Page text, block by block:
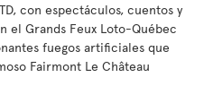
con espectáculos, cuentos y
el Grands Feux Loto-Québec
fuegos artificiales que
Fairmont Le Château